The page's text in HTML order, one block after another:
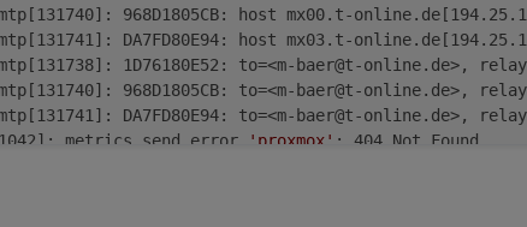
968D1805CB: host mx00.t-
DA7FD80E94: host mx03.t-
1D76180E52: to=<m-baer@t-
968D1805CB: to=<m-baer@t-
DA7FD80E94: to=<m-baer@t-
metrics send error
'proxmox' : 404 Not Found
metrics send error
metrics send error